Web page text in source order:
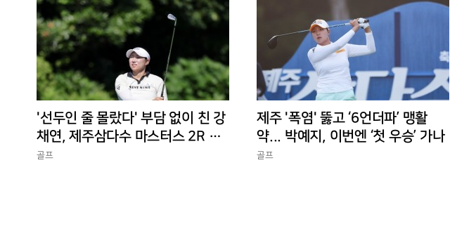
'선두인 줄 몰랐다' 부담 없이 친 강
채연, 제주삼다수 마스터스 2R 단
독 선두
골프
제주 '폭염' 뚫고 ‘6언더파’ 맹활
약... 박예지, 이번엔 ‘첫 우승’ 가나
골프